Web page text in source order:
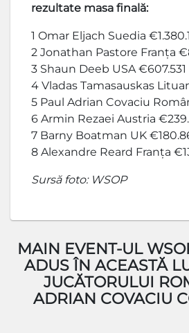
rezultate masa finală:
1 Omar Eljach Suedia
2 Jonathan Pastore Franța
3 Shaun Deeb USA €607.531
4 Vladas Tamasauskas
5 Paul Adrian Covaciu
6 Armin Rezaei Austria
7 Barny Boatman UK
8 Alexandre Reard Franța
Sursă foto: WSOP
MAIN EVENT-UL
ADUS ÎN ACEASTĂ
JUCĂTORULUI
ADRIAN COVACIU